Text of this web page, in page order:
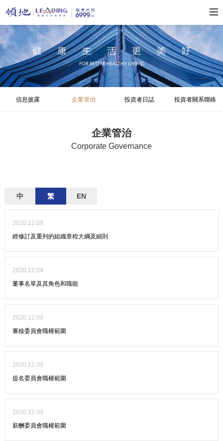
信息披露 企業管治 投資者日誌 投資者關系聯絡
企業管治
Corporate Governance
中 繁 EN
2020.12.09
經修訂及重列的組織章程大綱及細則
2020.12.09
董事名單及其角色和職能
2020.12.09
審核委員會職權範圍
2020.12.09
提名委員會職權範圍
2020.12.09
薪酬委員會職權範圍